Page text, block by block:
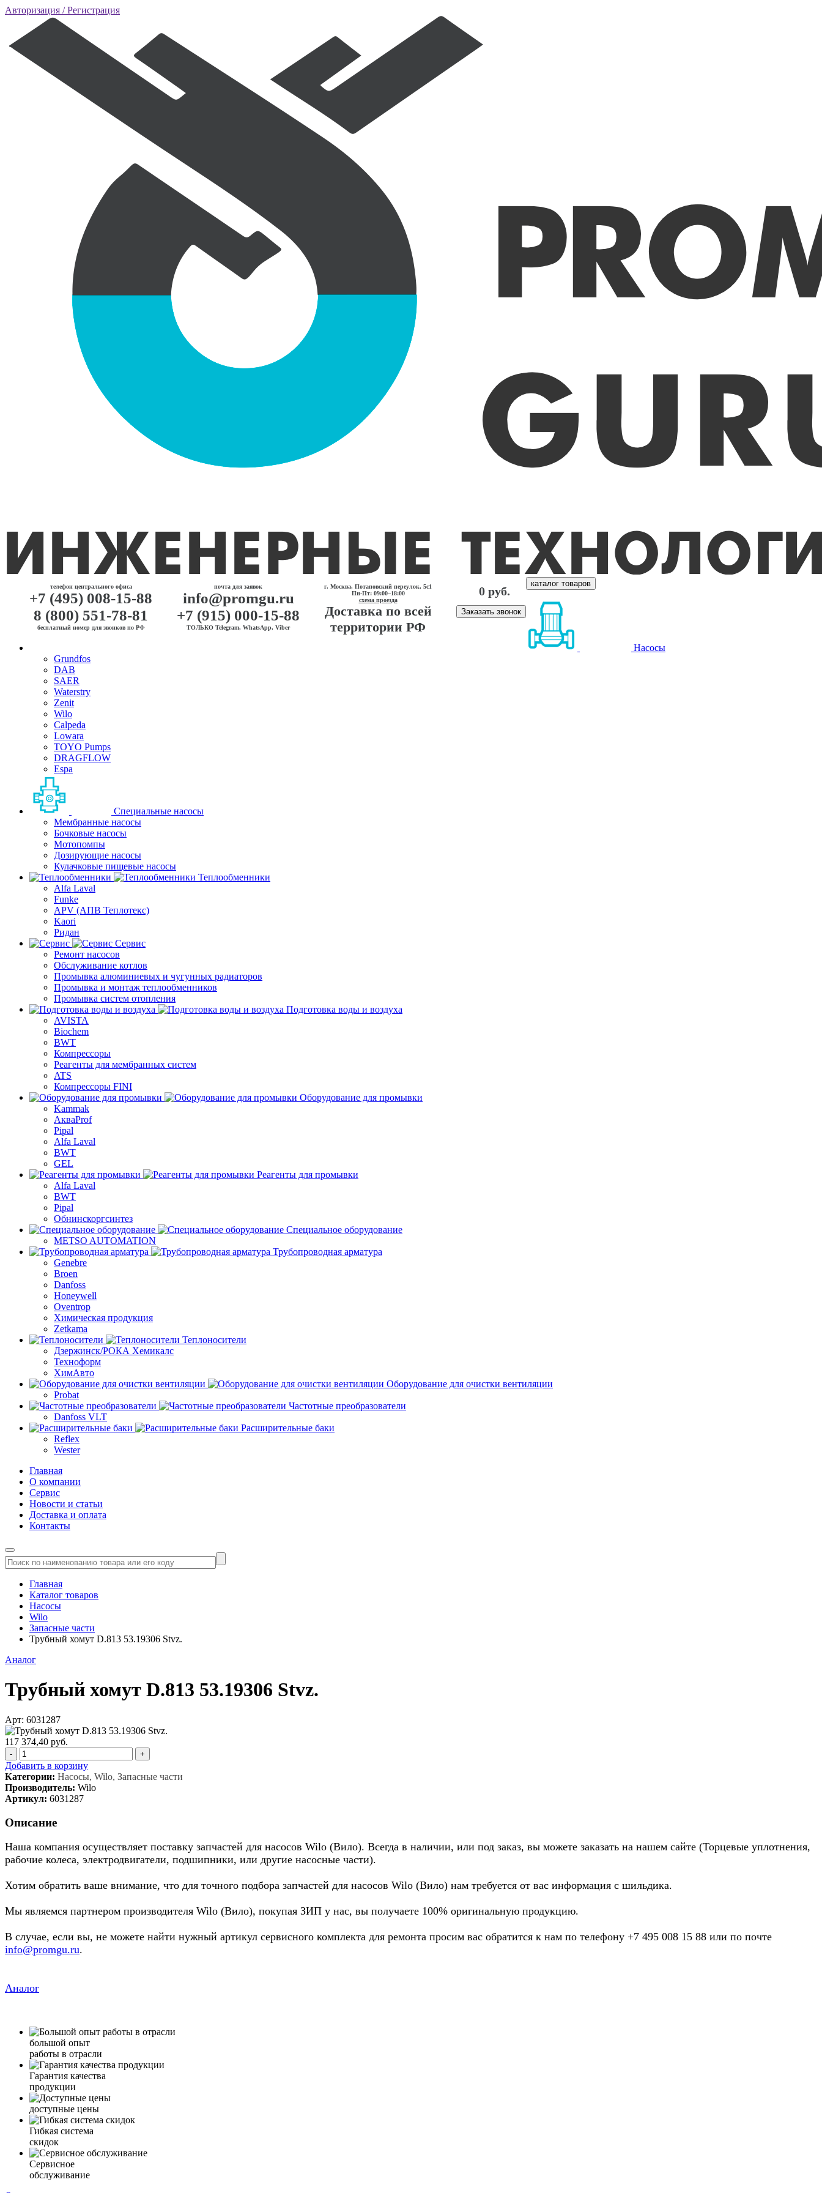
Авторизация / Регистрация
телефон центрального офиса
+7 (495) 008-15-88
8 (800) 551-78-81
бесплатный номер для звонков по РФ
почта для заявок
info@promgu.ru
+7 (915) 000-15-88
ТОЛЬКО Telegram, WhatsApp, Viber
г. Москва, Потаповский переулок, 5с1
Пн-Пт: 09:00–18:00
схема проезда
Доставка по всей
территории РФ
0 руб.
Заказать звонок
каталог товаров
Насосы
Grundfos
DAB
SAER
Waterstry
Zenit
Wilo
Calpeda
Lowara
TOYO Pumps
DRAGFLOW
Espa
Специальные насосы
Мембранные насосы
Бочковые насосы
Мотопомпы
Дозирующие насосы
Кулачковые пищевые насосы
Теплообменники
Alfa Laval
Funke
APV (АПВ Теплотекс)
Kaori
Ридан
Сервис
Ремонт насосов
Обслуживание котлов
Промывка алюминиевых и чугунных радиаторов
Промывка и монтаж теплообменников
Промывка систем отопления
Подготовка воды и воздуха
AVISTA
Biochem
BWT
Компрессоры
Реагенты для мембранных систем
ATS
Компрессоры FINI
Оборудование для промывки
Kammak
АкваProf
Pipal
Alfa Laval
BWT
GEL
Реагенты для промывки
Alfa Laval
BWT
Pipal
Обнинскоргсинтез
Специальное оборудование
METSO AUTOMATION
Трубопроводная арматура
Genebre
Broen
Danfoss
Honeywell
Oventrop
Химическая продукция
Zetkama
Теплоносители
Дзержинск/РОКА Хемикалс
Техноформ
ХимАвто
Оборудование для очистки вентиляции
Probat
Частотные преобразователи
Danfoss VLT
Расширительные баки
Reflex
Wester
Главная
О компании
Сервис
Новости и статьи
Доставка и оплата
Контакты
Главная
Каталог товаров
Насосы
Wilo
Запасные части
Трубный хомут D.813 53.19306 Stvz.
Аналог
Трубный хомут D.813 53.19306 Stvz.
Арт: 6031287
117 374,40 руб.
- +
Добавить в корзину
Категории: Насосы, Wilo, Запасные части
Производитель: Wilo
Артикул: 6031287
Описание
Наша компания осуществляет поставку запчастей для насосов Wilo (Вило). Всегда в наличии, или под заказ, вы можете заказать на нашем сайте (Торцевые уплотнения,
рабочие колеса, электродвигатели, подшипники, или другие насосные части).
Хотим обратить ваше внимание, что для точного подбора запчастей для насосов Wilo (Вило) нам требуется от вас информация с шильдика.
Мы являемся партнером производителя Wilo (Вило), покупая ЗИП у нас, вы получаете 100% оригинальную продукцию.
В случае, если вы, не можете найти нужный артикул сервисного комплекта для ремонта просим вас обратится к нам по телефону +7 495 008 15 88 или по почте
info@promgu.ru.
Аналог
большой опыт
работы в отрасли
Гарантия качества
продукции
доступные цены
Гибкая система
скидок
Сервисное
обслуживание